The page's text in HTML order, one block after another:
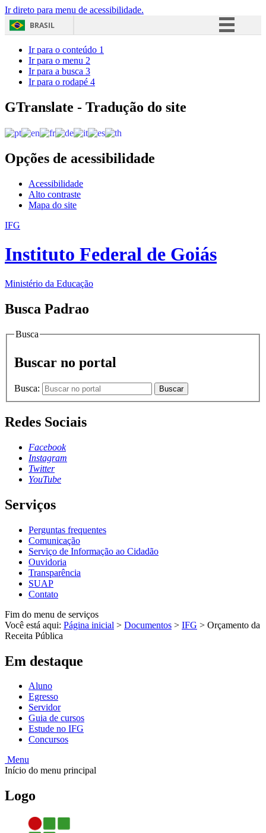
Ir direto para menu de acessibilidade.
BRASIL
Acesso à informação
Ir para o conteúdo 1
Ir para o menu 2
Ir para a busca 3
Ir para o rodapé 4
GTranslate - Tradução do site
Opções de acessibilidade
Acessibilidade
Alto contraste
Mapa do site
IFG
Instituto Federal de Goiás
Ministério da Educação
Busca Padrao
Busca
Buscar no portal
Busca: Buscar
Redes Sociais
Facebook
Instagram
Twitter
YouTube
Serviços
Perguntas frequentes
Comunicação
Serviço de Informação ao Cidadão
Ouvidoria
Transparência
SUAP
Contato
Fim do menu de serviços
Você está aqui: Página inicial > Documentos > IFG > Orçamento da
Receita Pública
Em destaque
Aluno
Egresso
Servidor
Guia de cursos
Estude no IFG
Concursos
Menu
Início do menu principal
Logo